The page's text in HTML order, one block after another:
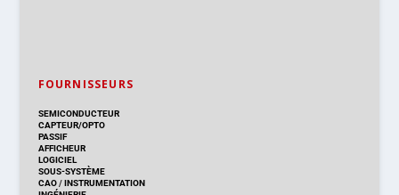
FOURNISSEURS
SEMICONDUCTEUR
CAPTEUR/OPTO
PASSIF
AFFICHEUR
LOGICIEL
SOUS-SYSTÈME
CAO/INSTRUMENTATION